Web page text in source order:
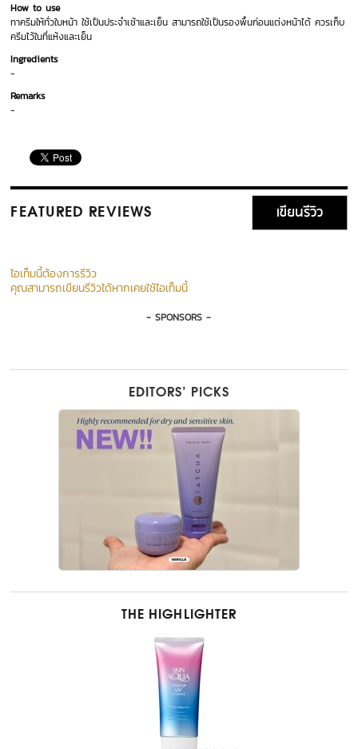
How to use
ทาครีมให้ทั่วใบหน้า ใช้เป็นประจำเช้าและเย็น สามารถใช้เป็นรองพื้นก่อนแต่งหน้าได้ ควรเก็บ
ครีมไว้ในที่แห้งและเย็น
Ingredients
-
Remarks
-
FEATURED REVIEWS เขียนรีวิว
ไอเท็มนี้ต้องการรีวิว
คุณสามารถเขียนรีวิวได้หากเคยใช้ไอเท็มนี้
- SPONSORS -
EDITORS’ PICKS
THE HIGHLIGHTER